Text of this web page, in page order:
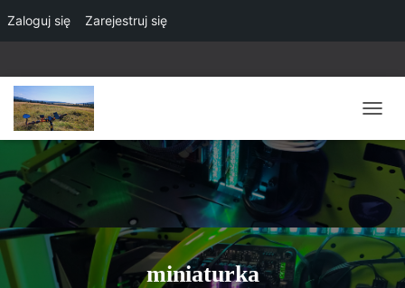
Zaloguj się Zarejestruj się
R
E
Ą
C
Z
N
A
miniaturka